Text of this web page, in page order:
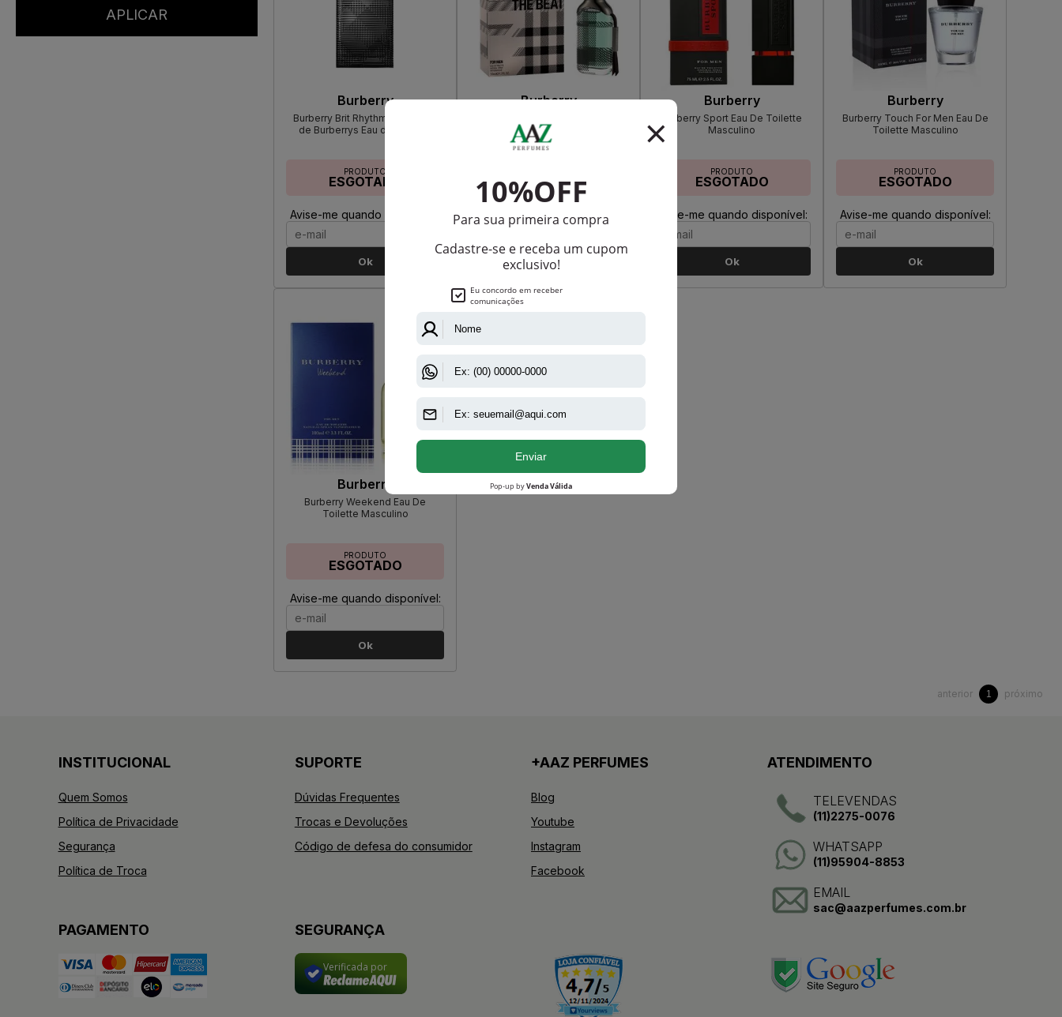
Burberry
Burberry Brit Rhythm Masculino
de Burberrys Eau de Toilette
PRODUTO
ESGOTADO
Avise-me quando disponível:
Ok
Burberry
Masculino
ESGOTADO
Avise-me quando disponível:
Ok
Burberry
Burberry Sport Eau De Toilette
Masculino
PRODUTO
ESGOTADO
Avise-me quando disponível:
Ok
Burberry
Burberry Touch For Men Eau De
Toilette Masculino
PRODUTO
ESGOTADO
Avise-me quando disponível:
Ok
Burberry
Burberry Weekend Eau De
Toilette Masculino
PRODUTO
ESGOTADO
Avise-me quando disponível:
Ok
anterior 1 próximo
INSTITUCIONAL
Quem Somos
Política de Privacidade
Segurança
Política de Troca
SUPORTE
Dúvidas Frequentes
Trocas e Devoluções
Código de defesa do consumidor
+AAZ PERFUMES
Blog
Youtube
Instagram
Facebook
ATENDIMENTO
TELEVENDAS
(11)2275-0076
WHATSAPP
(11)95904-8853
EMAIL
sac@aazperfumes.com.br
PAGAMENTO SEGURANÇA
Verificada por